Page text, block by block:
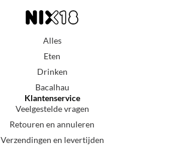
Alles
Eten
Drinken
Bacalhau
Klantenservice
Veelgestelde vragen
Retouren en annuleren
Verzendingen en levertijden